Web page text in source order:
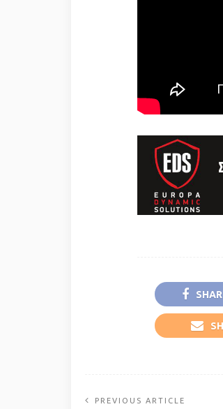
PREVIOUS ARTICLE